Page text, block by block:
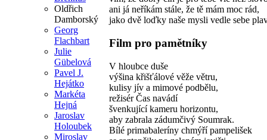
Oldřich
Damborský
Georg
Flachbart
Julie
Gübelová
Pavel J.
Hejátko
Markéta
Hejná
Jaroslav
Holoubek
Miroslav
ani já neříkám stále, že tě mám moc rád,
jako dvě loďky naše mysli vedle sebe
Film pro pamětníky
V hloubce duše
výšina křišťálové věže větru,
kulisy jív a mimové podbělu,
režisér Čas navádí
švenkující kameru horizontu,
aby zabrala zádumčivý Soumrak.
Bílé primabaleríny chmýří pampelišek